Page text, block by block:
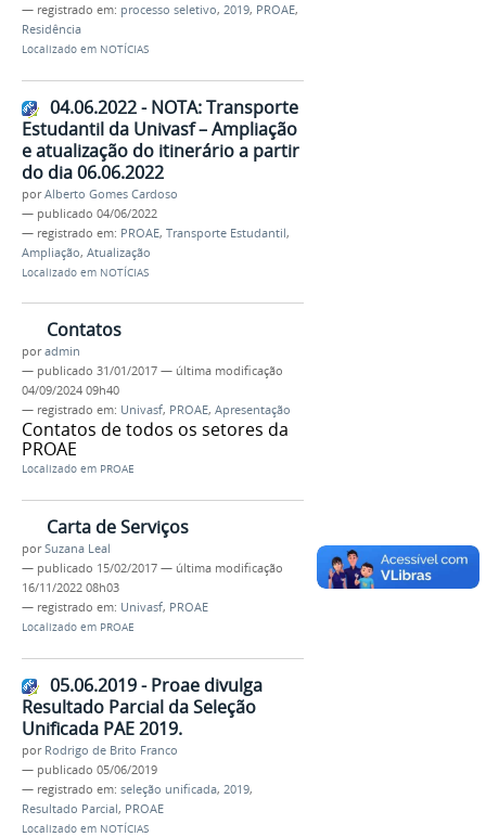
— registrado em: processo seletivo, 2019, PROAE,
Residência
Localizado em NOTÍCIAS
04.06.2022 - NOTA: Transporte
Estudantil da Univasf – Ampliação
e atualização do itinerário a partir
do dia 06.06.2022
porAlberto Gomes Cardoso
— publicado 04/06/2022
— registrado em: PROAE, Transporte Estudantil,
Ampliação, Atualização
Localizado em NOTÍCIAS
Contatos
poradmin
— publicado 31/01/2017 — última modificação
04/09/2024 09h40
— registrado em: Univasf, PROAE, Apresentação
Contatos de todos os setores da
PROAE
Localizado em PROAE
Carta de Serviços
porSuzana Leal
— publicado 15/02/2017 — última modificação
16/11/2022 08h03
— registrado em: Univasf, PROAE
Localizado em PROAE
05.06.2019 - Proae divulga
Resultado Parcial da Seleção
Unificada PAE 2019.
por Rodrigo de Brito Franco
— publicado 05/06/2019
— registrado em: seleção unificada, 2019,
Resultado Parcial, PROAE
Localizado em NOTÍCIAS